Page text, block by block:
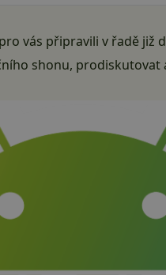
vás připravili v řadě již
shonu,